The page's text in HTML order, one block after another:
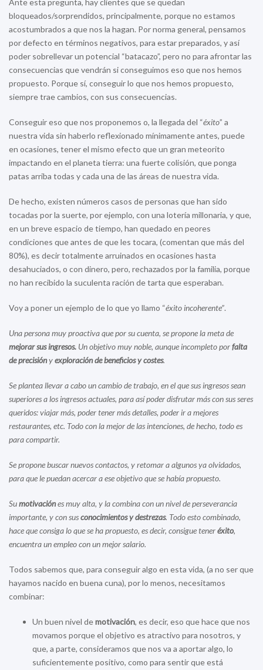
Ante esta pregunta, hay clientes que se quedan
bloqueados/sorprendidos, principalmente, porque no estamos
acostumbrados a que nos la hagan. Por norma general, pensamos
por defecto en términos negativos, para estar preparados, y así
poder sobrellevar un potencial “batacazo”, pero no para afrontar las
consecuencias que vendrán si conseguimos eso que nos hemos
propuesto. Porque sí, conseguir lo que nos hemos propuesto,
siempre trae cambios, con sus consecuencias.
Conseguir eso que nos proponemos o, la llegada del “éxito” a
nuestra vida sin haberlo reflexionado mínimamente antes, puede
en ocasiones, tener el mismo efecto que un gran meteorito
impactando en el planeta tierra: una fuerte colisión, que ponga
patas arriba todas y cada una de las áreas de nuestra vida.
De hecho, existen números casos de personas que han sido
tocadas por la suerte, por ejemplo, con una lotería millonaria, y que,
en un breve espacio de tiempo, han quedado en peores
condiciones que antes de que les tocara, (comentan que más del
80%), es decir totalmente arruinados en ocasiones hasta
desahuciados, o con dinero, pero, rechazados por la familia, porque
no han recibido la suculenta ración de tarta que esperaban.
Voy a poner un ejemplo de lo que yo llamo “éxito incoherente”.
Una persona muy proactiva que por su cuenta, se propone la meta de
mejorar sus ingresos. Un objetivo muy noble, aunque incompleto porfalta
de precisiónyexploración de beneficios y costes.
Se plantea llevar a cabo un cambio de trabajo, en el que sus ingresos sean
superiores a los ingresos actuales, para así poder disfrutar más con sus seres
queridos: viajar más, poder tener más detalles, poder ir a mejores
restaurantes, etc. Todo con la mejor de las intenciones, de hecho, todo es
para compartir.
Se propone buscar nuevos contactos, y retomar a algunos ya olvidados,
para que le puedan acercar a ese objetivo que se había propuesto.
Sumotivaciónes muy alta, y la combina con un nivel de perseverancia
importante, y con susconocimientos y destrezas. Todo esto combinado,
hace que consiga lo que se ha propuesto, es decir, consigue teneréxito,
encuentra un empleo con un mejor salario.
Todos sabemos que, para conseguir algo en esta vida, (a no ser que
hayamos nacido en buena cuna), por lo menos, necesitamos
combinar:
Un buen nivel demotivación, es decir, eso que hace que nos
movamos porque el objetivo es atractivo para nosotros, y
que, a parte, consideramos que nos va a aportar algo, lo
suficientemente positivo, como para sentir que está